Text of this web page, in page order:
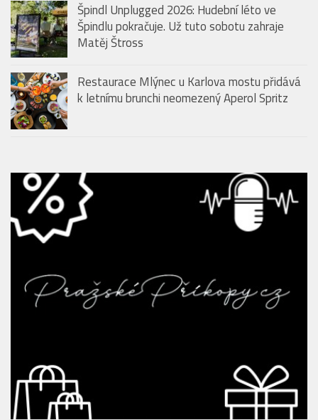
Špindl Unplugged 2026: Hudební léto ve
Špindlu pokračuje. Už tuto sobotu zahraje
Matěj Štross
Restaurace Mlýnec u Karlova mostu přidává
k letnímu brunchi neomezený Aperol Spritz